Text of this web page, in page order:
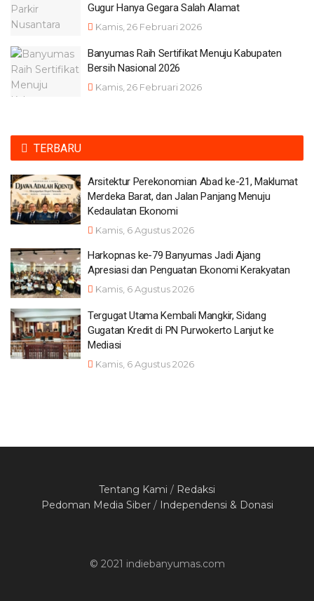
Gugur Hanya Gegara Salah Alamat
Kamis, 26 Februari 2026
Banyumas Raih Sertifikat Menuju Kabupaten
Bersih Nasional 2026
Kamis, 26 Februari 2026
TERBARU
Arsitektur Perekonomian Abad ke-21, Maklumat
Merdeka Barat, dan Jalan Panjang Menuju
Kedaulatan Ekonomi
Kamis, 6 Agustus 2026
Harkopnas ke-79 Banyumas Jadi Ajang
Apresiasi dan Penguatan Ekonomi Kerakyatan
Kamis, 6 Agustus 2026
Tergugat Utama Kembali Mangkir, Sidang
Gugatan Kredit di PN Purwokerto Lanjut ke
Mediasi
Kamis, 6 Agustus 2026
Tentang Kami / Redaksi
Pedoman Media Siber/ Independensi & Donasi
© 2021 indiebanyumas.com